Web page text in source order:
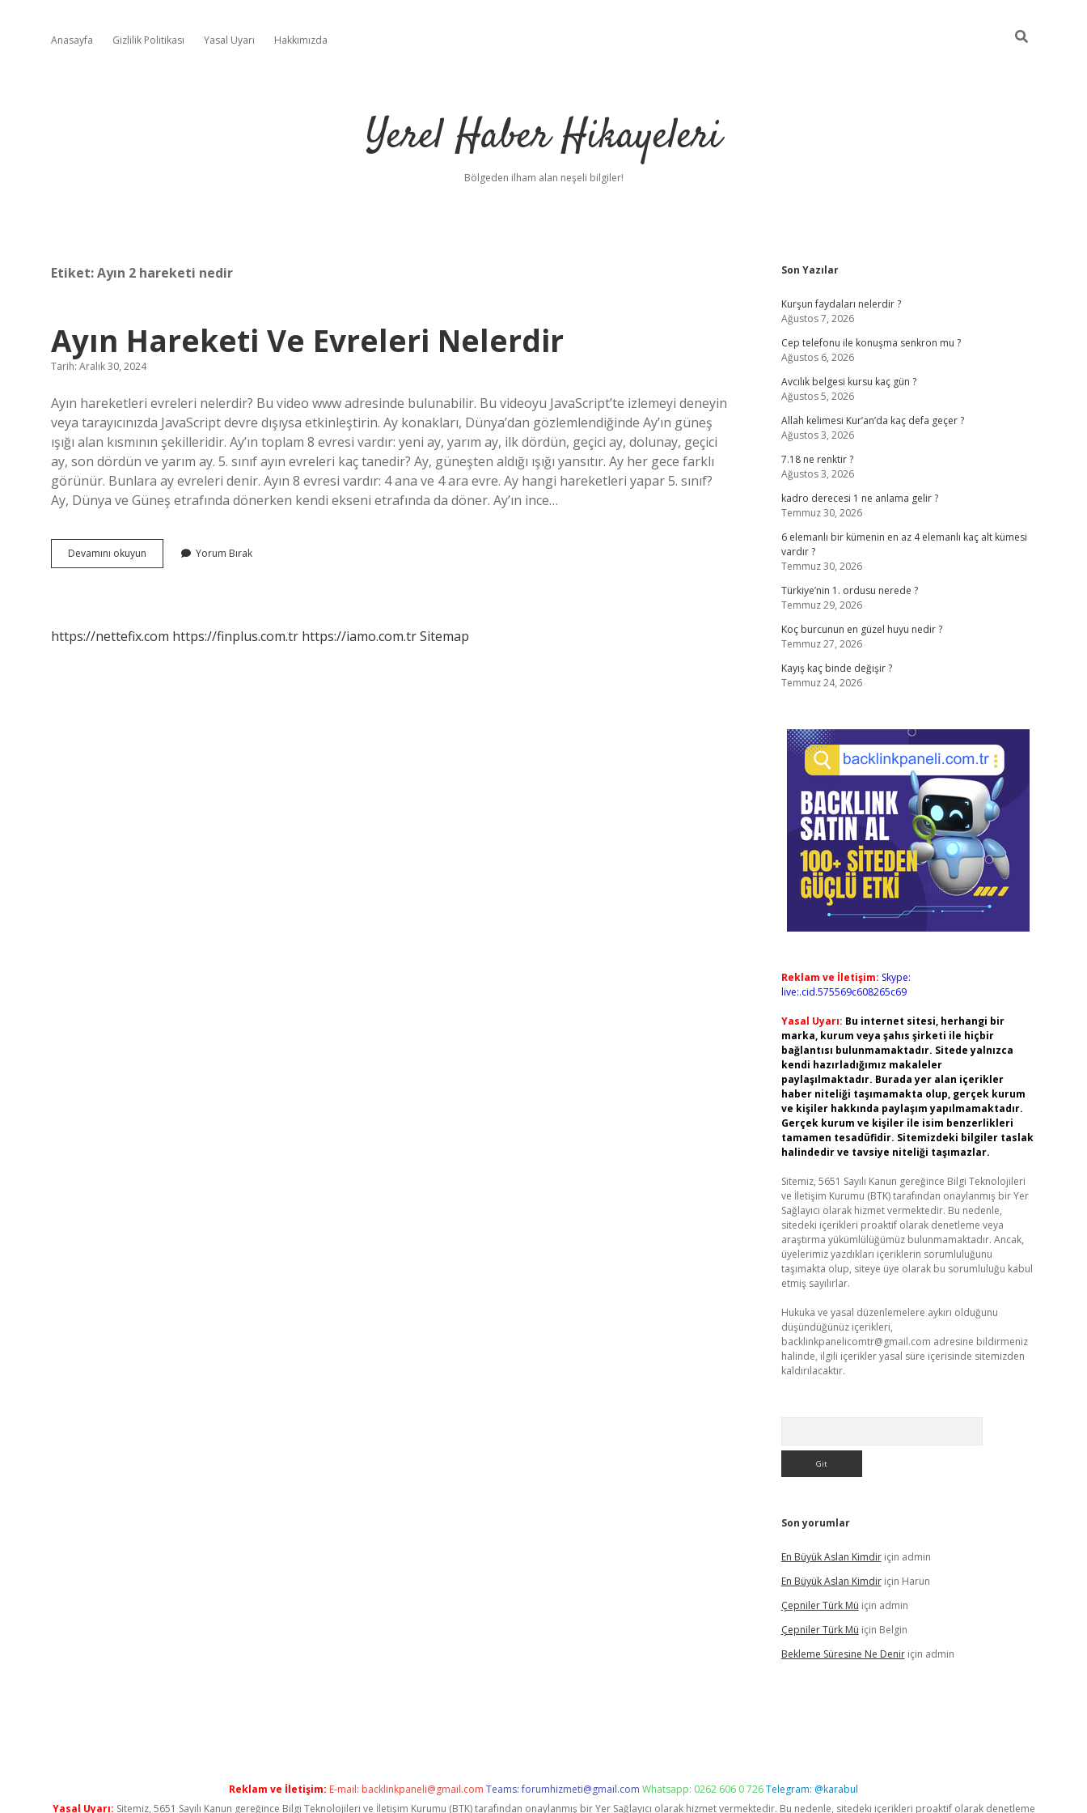
Anasayfa Gizlilik Politikası Yasal Uyarı Hakkımızda
Yerel Haber Hikayeleri
Bölgeden ilham alan neşeli bilgiler!
Etiket:Ayın 2 hareketi nedir
Ayın Hareketi Ve Evreleri Nelerdir
Tarih: Aralık 30, 2024
Ayın hareketleri evreleri nelerdir? Bu video www adresinde bulunabilir. Bu videoyu JavaScript’te izlemeyi deneyin
veya tarayıcınızda JavaScript devre dışıysa etkinleştirin. Ay konakları, Dünya’dan gözlemlendiğinde Ay’ın güneş
ışığı alan kısmının şekilleridir. Ay’ın toplam 8 evresi vardır: yeni ay, yarım ay, ilk dördün, geçici ay, dolunay, geçici
ay, son dördün ve yarım ay. 5. sınıf ayın evreleri kaç tanedir? Ay, güneşten aldığı ışığı yansıtır. Ay her gece farklı
görünür. Bunlara ay evreleri denir. Ayın 8 evresi vardır: 4 ana ve 4 ara evre. Ay hangi hareketleri yapar 5. sınıf?
Ay, Dünya ve Güneş etrafında dönerken kendi ekseni etrafında da döner. Ay’ın ince…
Devamını okuyun
Hareketi
Yorum Bırak
https://nettefix.com https://finplus.com.tr https://iamo.com.trSitemap
Sidebar
Son Yazılar
Kurşun faydaları nelerdir ?
Ağustos 7, 2026
Cep telefonu ile konuşma senkron mu ?
Ağustos 6, 2026
Avcılık belgesi kursu kaç gün ?
Ağustos 5, 2026
Allah kelimesi Kur’an’da kaç defa geçer ?
Ağustos 3, 2026
7.18 ne renktir ?
Ağustos 3, 2026
kadro derecesi 1 ne anlama gelir ?
Temmuz 30, 2026
6 elemanlı bir kümenin en az 4 elemanlı kaç alt kümesi
vardır ?
Temmuz 30, 2026
Türkiye’nin 1. ordusu nerede ?
Temmuz 29, 2026
Koç burcunun en güzel huyu nedir ?
Temmuz 27, 2026
Kayış kaç binde değişir ?
Temmuz 24, 2026
Reklam ve İletişim: Skype:
live:.cid.575569c608265c69
Yasal Uyarı: Bu internet sitesi, herhangi bir
marka, kurum veya şahıs şirketi ile hiçbir
bağlantısı bulunmamaktadır. Sitede yalnızca
kendi hazırladığımız makaleler
paylaşılmaktadır. Burada yer alan içerikler
haber niteliği taşımamakta olup, gerçek kurum
ve kişiler hakkında paylaşım yapılmamaktadır.
Gerçek kurum ve kişiler ile isim benzerlikleri
tamamen tesadüfidir. Sitemizdeki bilgiler taslak
halindedir ve tavsiye niteliği taşımazlar.
Sitemiz, 5651 Sayılı Kanun gereğince Bilgi Teknolojileri
ve İletişim Kurumu (BTK) tarafından onaylanmış bir Yer
Sağlayıcı olarak hizmet vermektedir. Bu nedenle,
sitedeki içerikleri proaktif olarak denetleme veya
araştırma yükümlülüğümüz bulunmamaktadır. Ancak,
üyelerimiz yazdıkları içeriklerin sorumluluğunu
taşımakta olup, siteye üye olarak bu sorumluluğu kabul
etmiş sayılırlar.
Hukuka ve yasal düzenlemelere aykırı olduğunu
düşündüğünüz içerikleri,
backlinkpanelicomtr@gmail.com adresine bildirmeniz
halinde, ilgili içerikler yasal süre içerisinde sitemizden
kaldırılacaktır.
Son yorumlar
En Büyük Aslan Kimdiriçin admin
En Büyük Aslan Kimdiriçin Harun
Çepniler Türk Mü için admin
Çepniler Türk Mü için Belgin
Bekleme Süresine Ne Deniriçin admin
Reklam ve İletişim: E-mail: backlinkpaneli@gmail.com Teams:forumhizmeti@gmail.com Whatsapp: 0262 606 0 726Telegram: @karabul
Yasal Uyarı: Sitemiz, 5651 Sayılı Kanun gereğince Bilgi Teknolojileri ve İletişim Kurumu (BTK) tarafından onaylanmış bir Yer Sağlayıcı olarak hizmet vermektedir. Bu nedenle, sitedeki içerikleri proaktif olarak denetleme